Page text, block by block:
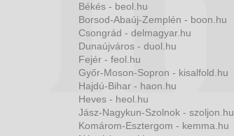
Békés - beol.hu
Borsod-Abaúj-Zemplén - boon.hu
Csongrád - delmagyar.hu
Dunaújváros - duol.hu
Fejér - feol.hu
Győr-Moson-Sopron - kisalfold.hu
Hajdú-Bihar - haon.hu
Heves - heol.hu
Jász-Nagykun-Szolnok - szoljon.hu
Komárom-Esztergom - kemma.hu